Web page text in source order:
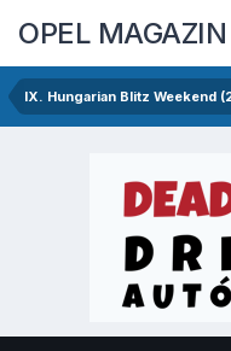
OPEL
IX. Hungarian Blitz Weekend